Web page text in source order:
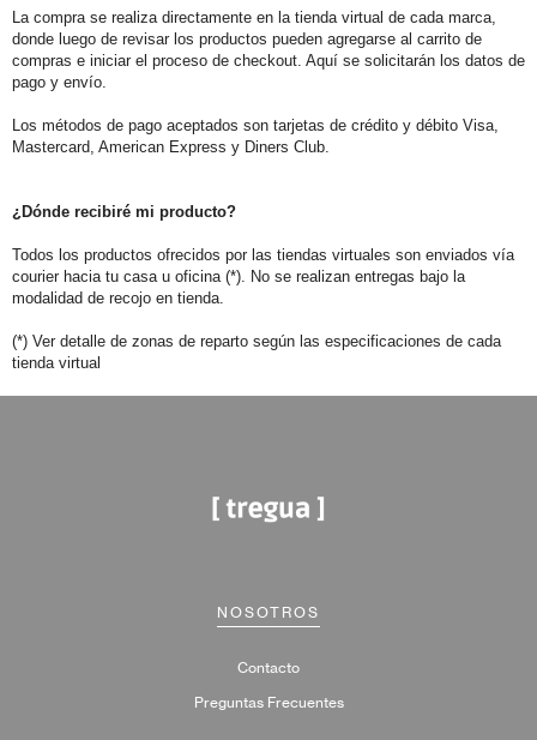
La compra se realiza directamente en la tienda virtual de cada marca,
donde luego de revisar los productos pueden agregarse al carrito de
compras e iniciar el proceso de checkout. Aquí se solicitarán los datos de
pago y envío.
Los métodos de pago aceptados son tarjetas de crédito y débito Visa,
Mastercard, American Express y Diners Club.
¿Dónde recibiré mi producto?
Todos los productos ofrecidos por las tiendas virtuales son enviados vía
courier hacia tu casa u oficina (*). No se realizan entregas bajo la
modalidad de recojo en tienda.
(*) Ver detalle de zonas de reparto según las especificaciones de cada
tienda virtual
NOSOTROS
Contacto
Preguntas Frecuentes